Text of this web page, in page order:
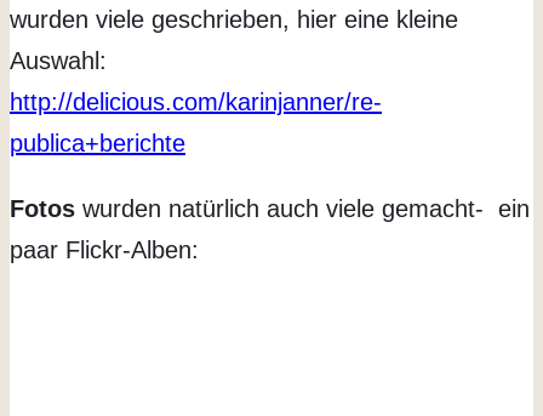
wurden viele geschrieben, hier eine kleine
Auswahl:
http://delicious.com/karinjanner/re-
publica+berichte
Fotos wurden natürlich auch viele gemacht- ein
paar Flickr-Alben: